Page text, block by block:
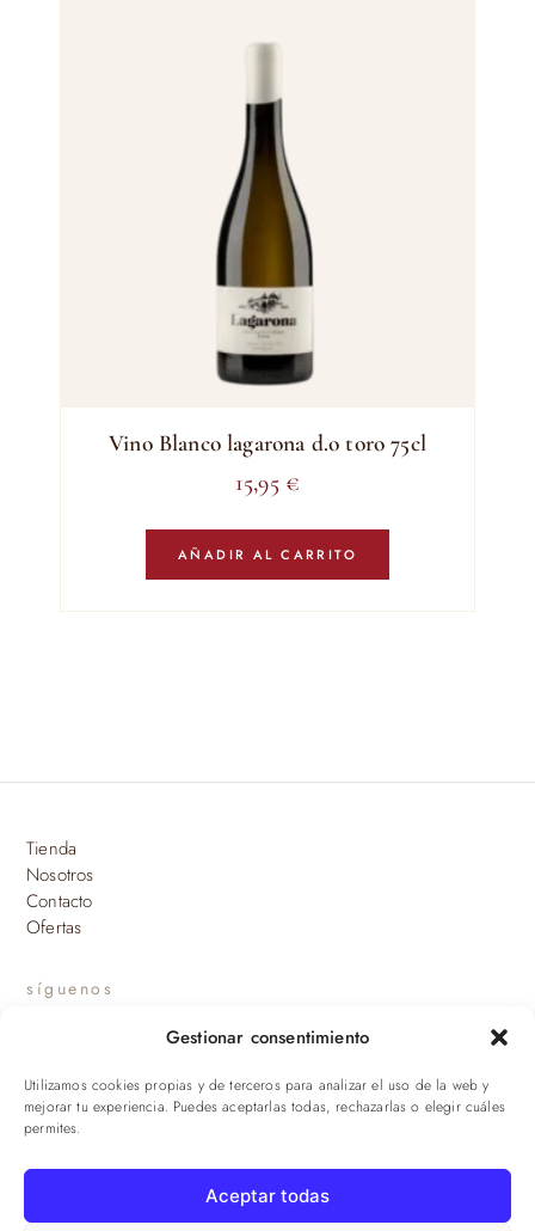
Gestionar consentimiento
Utilizamos cookies propias y de terceros para analizar el uso de la web y
mejorar tu experiencia. Puedes aceptarlas todas, rechazarlas o elegir cuáles
permites.
Aceptar todas
Vino Blanco lagarona d.o toro 75cl
15,95 €
AÑADIR AL CARRITO
Tienda
Nosotros
Contacto
Ofertas
síguenos
suscríbete a nuestras novedades
© 2026 Viandas de la Sierra · Damaroca Ibéricos S.L. · B-90471293 ·